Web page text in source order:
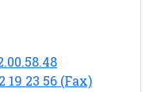
19 23 56 (Fax)